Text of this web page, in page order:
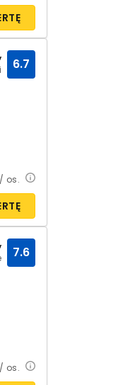
6.7
os.
7.6
os.